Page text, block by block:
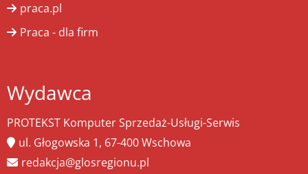
praca.pl
Praca - dla firm
Wydawca
PROTEKST Komputer Sprzedaż-Usługi-Serwis
ul. Głogowska 1, 67-400 Wschowa
redakcja@glosregionu.pl